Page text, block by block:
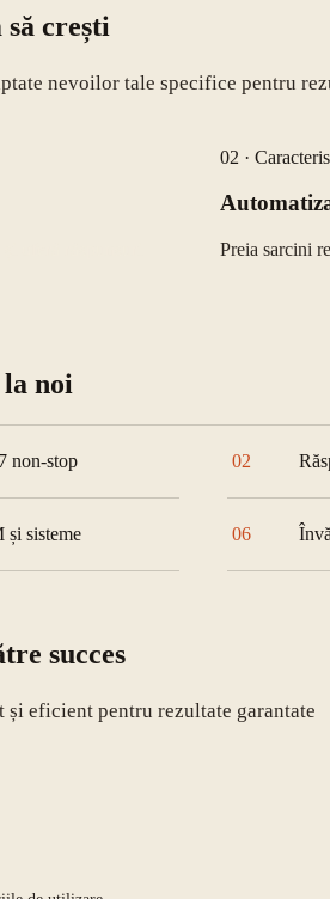
crești
nevoilor tale specifice pentru
02 ·
Preia sarcini
noi
non-stop 02
și sisteme 06
succes
și eficient pentru rezultate garantate